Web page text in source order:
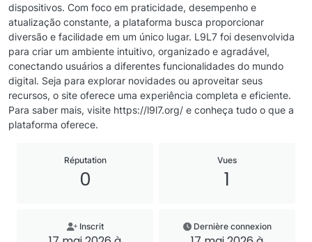
dispositivos. Com foco em praticidade, desempenho e
atualização constante, a plataforma busca proporcionar
diversão e facilidade em um único lugar. L9L7 foi desenvolvida
para criar um ambiente intuitivo, organizado e agradável,
conectando usuários a diferentes funcionalidades do mundo
digital. Seja para explorar novidades ou aproveitar seus
recursos, o site oferece uma experiência completa e eficiente.
Para saber mais, visite https://l9l7.org/ e conheça tudo o que a
plataforma oferece.
Réputation
0
Vues
1
Inscrit Dernière connexion